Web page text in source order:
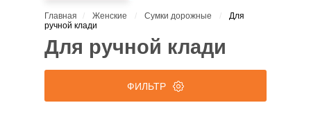
Главная Женские Сумки дорожные
Для
ручной клади
Для ручной клади
ФИЛЬТР